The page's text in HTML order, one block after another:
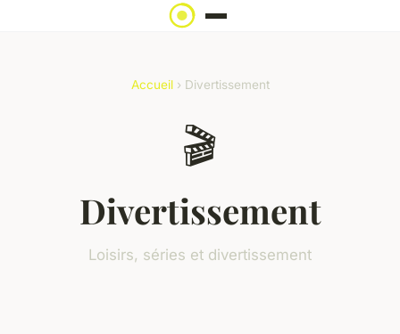
Accueil› Divertissement
🎬
Divertissement
Loisirs, séries et divertissement